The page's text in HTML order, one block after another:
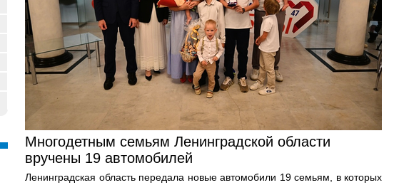
Многодетным семьям Ленинградской области
вручены 19 автомобилей
Ленинградская область передала новые автомобили 19 семьям, в которых